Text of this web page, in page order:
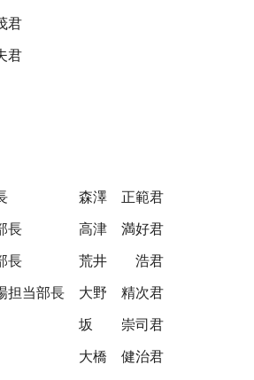
君
森澤 正範君
長 高津 満好君
長 荒井 浩君
担当部長 大野 精次君
坂 崇司君
大橋 健治君